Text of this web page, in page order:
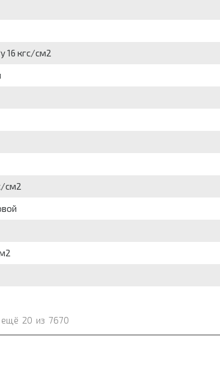
16 кгс/см2
см2
ещё 20 из 7670